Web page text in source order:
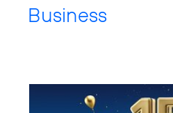
Business